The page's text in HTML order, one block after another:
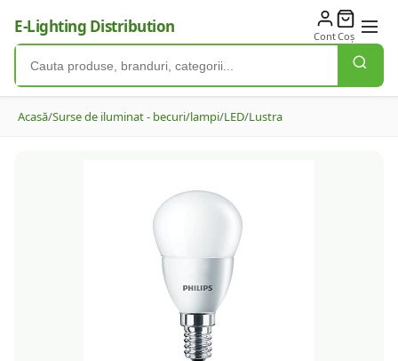
E-Lighting Distribution ContCoș
Acasă/Surse de iluminat - becuri/lampi/LED/Lustra